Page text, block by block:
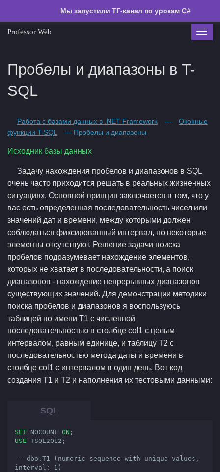
Мы запустили ТГ-канал по урокам C#
Professor Web
Пробелы и диапазоны в T-
SQL
Работа с базами данных в .NET Framework ---
Оконные
функции T-SQL
--- Пробелы и диапазоны
Исходник базы данных
Задачу нахождения пробелов и диапазонов в SQL
очень часто приходится решать в реальных жизненных
ситуациях. Основной принцип заключается в том, что у
вас есть определенная последовательность чисел или
значений дат и времени, между которыми должен
соблюдаться фиксированный интервал, но некоторые
элементы отсутствуют. Решение задачи поиска
пробелов подразумевает нахождение элементов,
которых не хватает в последовательности, а поиск
диапазонов - нахождение непрерывных диапазонов
существующих значений. Для демонстрации методики
поиска пробелов и диапазонов я воспользуюсь
таблицей по имени T1 с численной
последовательностью в столбце col1 с целым
интервалом, равным единице, и таблицу T2 с
последовательностью метода даты и времени в
столбце col1 с интервалом в один день. Вот код
создания T1 и T2 и наполнения их тестовыми данными:
SET NOCOUNT ON ;
USE TSQL2012;
-- dbo.T1 (numeric sequence with unique values,
interval: 1)